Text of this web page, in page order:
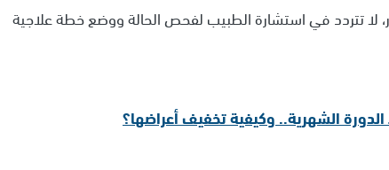
تتردد في استشارة الطبيب لفحص الحالة ووضع خطة علاجية
الدورة الشهرية.. وكيفية تخفيف أعراضها؟